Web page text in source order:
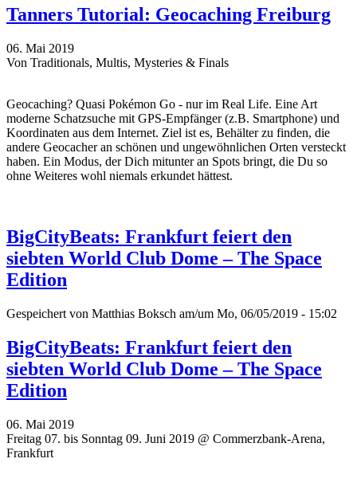
Tanners Tutorial: Geocaching Freiburg
06. Mai 2019
Von Traditionals, Multis, Mysteries & Finals
Geocaching? Quasi Pokémon Go - nur im Real Life. Eine Art
moderne Schatzsuche mit GPS-Empfänger (z.B. Smartphone) und
Koordinaten aus dem Internet. Ziel ist es, Behälter zu finden, die
andere Geocacher an schönen und ungewöhnlichen Orten versteckt
haben. Ein Modus, der Dich mitunter an Spots bringt, die Du so
ohne Weiteres wohl niemals erkundet hättest.
BigCityBeats: Frankfurt feiert den
siebten World Club Dome – The Space
Edition
Gespeichert von Matthias Boksch am/um Mo, 06/05/2019 - 15:02
BigCityBeats: Frankfurt feiert den
siebten World Club Dome – The Space
Edition
06. Mai 2019
Freitag 07. bis Sonntag 09. Juni 2019 @ Commerzbank-Arena,
Frankfurt